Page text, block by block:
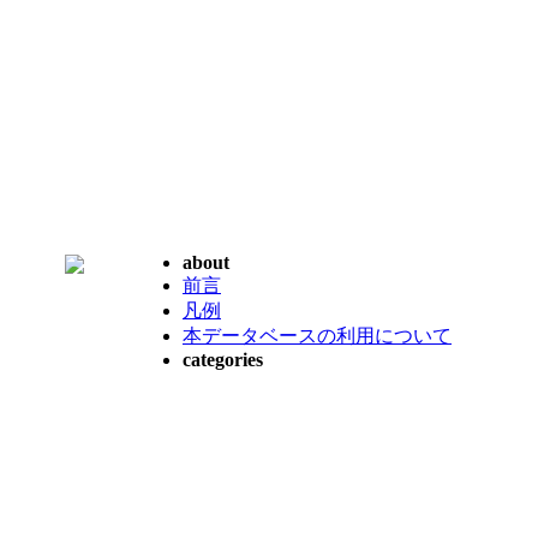
about
前言
凡例
本データベースの利用について
categories